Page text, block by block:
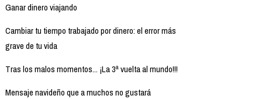
Ganar dinero viajando
Cambiar tu tiempo trabajado por dinero: el error más
grave de tu vida
Tras los malos momentos... ¡La 3ª vuelta al mundo!!!
Mensaje navideño que a muchos no gustará